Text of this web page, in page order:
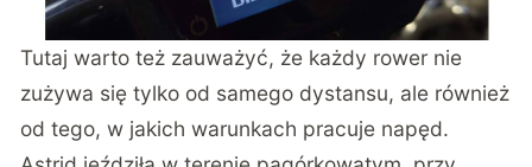
Tutaj warto też zauważyć, że każdy rower nie
zużywa się tylko od samego dystansu, ale również
od tego, w jakich warunkach pracuje napęd.